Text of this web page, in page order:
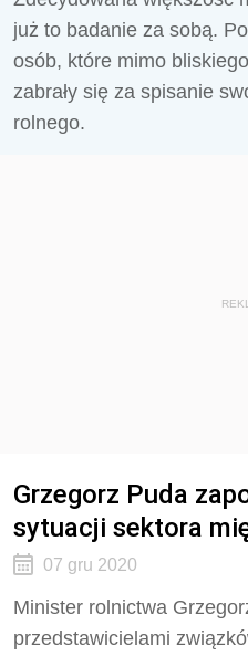
już to badanie za sobą.
osób, które mimo
zabrały się za spisanie
rolnego.
Grzegorz Puda
sytuacji sektora
07 gru 2020
Minister rolnictwa
przedstawicielami